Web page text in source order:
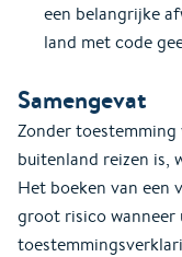
een belangrijke
land met code
Samengevat
Zonder toestemming
buitenland reizen is,
Het boeken van een
groot risico wanneer